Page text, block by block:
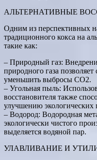
АЛЬТЕРНАТИВНЫЕ
Одним из перспективных
традиционного кокса на
такие как:
– Природный газ:
природного газа
уменьшить выбросы CO2.
– Угольная пыль:
восстановителя также
улучшению экологических
– Водород: Водородная
экологически чистого
выделяется водяной пар.
УЛАВЛИВАНИЕ И